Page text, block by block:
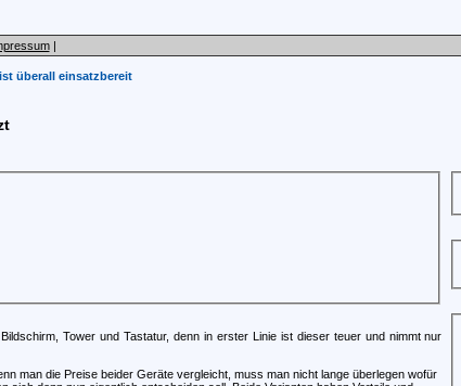
|
überall einsatzbereit
Tower und Tastatur, denn in erster Linie ist dieser teuer und nimmt nur
man die Preise beider Geräte vergleicht, muss man nicht lange überlegen wofür